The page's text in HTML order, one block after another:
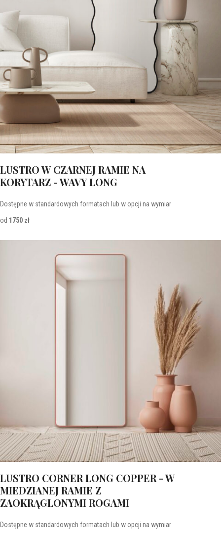
LUSTRO W CZARNEJ RAMIE NA
KORYTARZ - WAVY LONG
Dostępne w standardowych formatach lub w opcji na wymiar
od 1750 zł
LUSTRO CORNER LONG COPPER - W
MIEDZIANEJ RAMIE Z
ZAOKRĄGLONYMI ROGAMI
Dostępne w standardowych formatach lub w opcji na wymiar